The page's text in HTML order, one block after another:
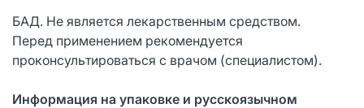
БАД. Не является лекарственным средством.
Перед применением рекомендуется
проконсультироваться с врачом (специалистом).
Информация на упаковке и русскоязычном